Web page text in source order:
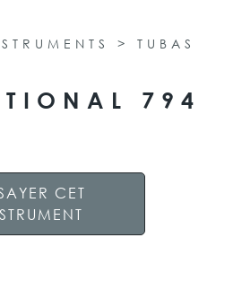
> TUBAS
794
CET